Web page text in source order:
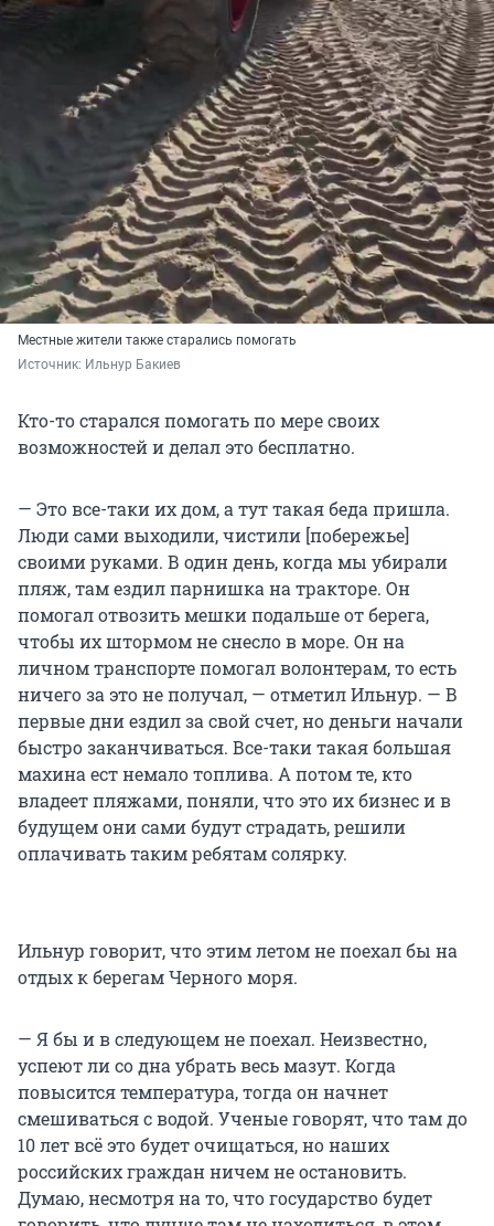
Местные жители также старались помогать
Источник: Ильнур Бакиев
Кто-то старался помогать по мере своих
возможностей и делал это бесплатно.
— Это все-таки их дом, а тут такая беда пришла.
Люди сами выходили, чистили [побережье]
своими руками. В один день, когда мы убирали
пляж, там ездил парнишка на тракторе. Он
помогал отвозить мешки подальше от берега,
чтобы их штормом не снесло в море. Он на
личном транспорте помогал волонтерам, то есть
ничего за это не получал, — отметил Ильнур. — В
первые дни ездил за свой счет, но деньги начали
быстро заканчиваться. Все-таки такая большая
махина ест немало топлива. А потом те, кто
владеет пляжами, поняли, что это их бизнес и в
будущем они сами будут страдать, решили
оплачивать таким ребятам солярку.
Ильнур говорит, что этим летом не поехал бы на
отдых к берегам Черного моря.
— Я бы и в следующем не поехал. Неизвестно,
успеют ли со дна убрать весь мазут. Когда
повысится температура, тогда он начнет
смешиваться с водой. Ученые говорят, что там до
10 лет всё это будет очищаться, но наших
российских граждан ничем не остановить.
Думаю, несмотря на то, что государство будет